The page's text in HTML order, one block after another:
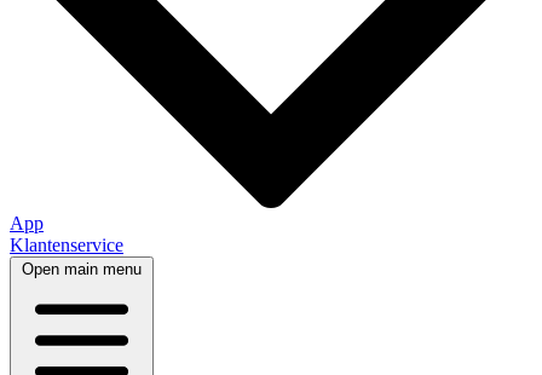
App
Klantenservice
Open main menu